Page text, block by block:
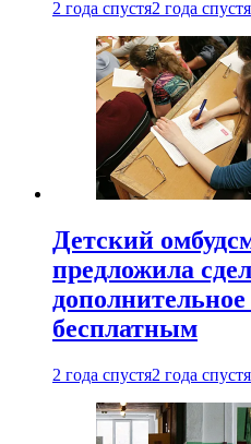
2 года спустя2 года спустя
Детский
предложила
дополнительное
бесплатным
2 года спустя2 года спустя